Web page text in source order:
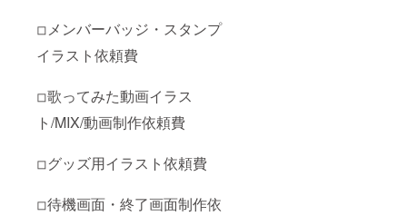
◽︎メンバーバッジ・スタンプ
イラスト依頼費
◽︎歌ってみた動画イラス
ト/MIX/動画制作依頼費
◽︎グッズ用イラスト依頼費
◽︎待機画面・終了画面制作依